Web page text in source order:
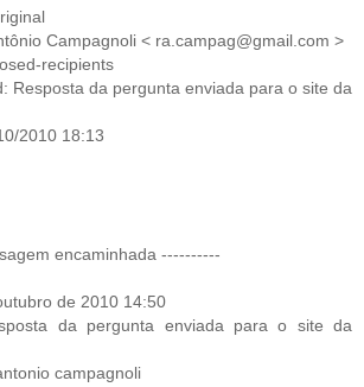
Campagnoli < ra.campag@gmail.com >
recipients
Resposta da pergunta enviada para o site da
2010 18:13
encaminhada ----------
de 2010 14:50
da pergunta enviada para o site da
campagnoli